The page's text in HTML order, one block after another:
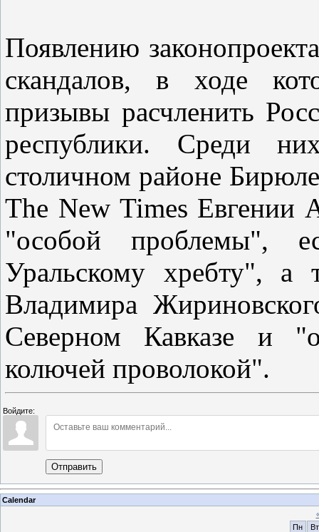
Появлению
скандалов, в ходе
призывы расчленить
республики. Среди
столичном районе
The New Times Евгении
"особой проблемы",
Уральскому хребту",
Владимира
Северном Кавказе и
колючей проволокой".
Войдите:
Отправить
Calendar
Пн
Вт